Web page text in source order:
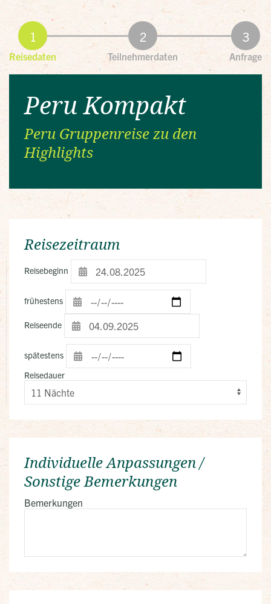
Reisedaten Teilnehmerdaten Anfrage
Peru Kompakt
Peru Gruppenreise zu den
Highlights
Reisezeitraum
Reisebeginn
frühestens
Reiseende
spätestens
Reisedauer
Individuelle Anpassungen /
Sonstige Bemerkungen
Bemerkungen